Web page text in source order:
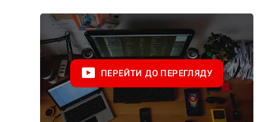
ПЕРЕЙТИ ДО ПЕРЕГЛЯДУ